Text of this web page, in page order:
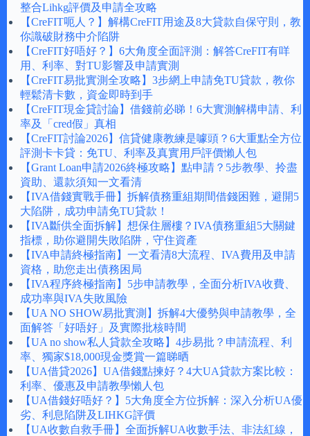
整合Lihkg評價及申請全攻略
【CreFIT呃人？】解構CreFIT用途及8大貸款自保守則，教
你識破財務中介陷阱
【CreFIT好唔好？】6大角度全面評測：解答CreFIT有咩
用、利率、對TU影響及申請實測
【CreFIT易批實測全攻略】3步網上申請免TU貸款，教你
輕鬆清卡數，資金即時到手
【CreFIT現金貸討論】借錢前必睇！6大實測解構申請、利
率及「cred假」真相
【CreFIT討論2026】信貸健康教練是噱頭？6大重點全方位
評測卡卡貸：免TU、利率及真實用戶評價懶人包
【Grant Loan申請2026終極攻略】點申請？5步教學、拎盡
資助、還款須知一文看清
【IVA借錢實戰手冊】拆解債務重組期間借錢困難，避開5
大陷阱，成功申請免TU貸款！
【IVA斷供全面拆解】想保住層樓？IVA債務重組5大關鍵
指標，助你避開失敗陷阱，守住資產
【IVA申請終極指南】一文看清8大流程、IVA費用及申請
資格，助您走出債務困局
【IVA程序終極指南】5步申請教學，全面分析IVA收費、
成功率與IVA失敗風險
【UA NO SHOW易批實測】拆解4大優勢與申請教學，全
面解答「好唔好」及實際批核時間
【UA no show私人貸款全攻略】4步易批？申請流程、利
率、獨家$18,000現金獎賞一篇睇晒
【UA借貸2026】UA借錢點揀好？4大UA貸款方案比較：
利率、優惠及申請教學懶人包
【UA借錢好唔好？】5大角度全方位拆解：深入分析UA優
劣、利息陷阱及LIHKG評價
【UA收數自救手冊】全面拆解UA收數手法、非法紅線，